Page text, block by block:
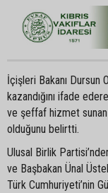
İçişleri Bakanı Dursun
kazandığını ifade
ve şeffaf hizmet
olduğunu belirtti.
Ulusal Birlik
ve Başbakan Ünal
Türk Cumhuriyeti’nin